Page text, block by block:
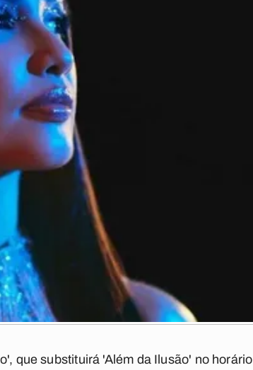
que substituirá 'Além da Ilusão' no horário